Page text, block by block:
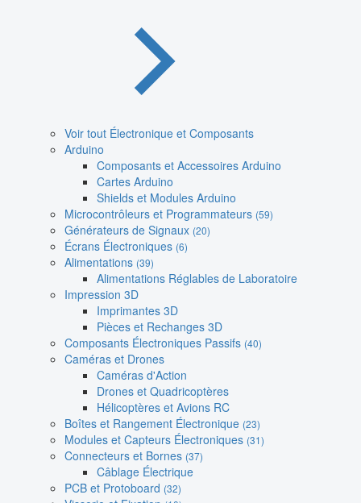
Voir tout Électronique et Composants
Arduino
Composants et Accessoires Arduino
Cartes Arduino
Shields et Modules Arduino
Microcontrôleurs et Programmateurs (59)
Générateurs de Signaux (20)
Écrans Électroniques (6)
Alimentations (39)
Alimentations Réglables de Laboratoire
Impression 3D
Imprimantes 3D
Pièces et Rechanges 3D
Composants Électroniques Passifs (40)
Caméras et Drones
Caméras d'Action
Drones et Quadricoptères
Hélicoptères et Avions RC
Boîtes et Rangement Électronique (23)
Modules et Capteurs Électroniques (31)
Connecteurs et Bornes (37)
Câblage Électrique
PCB et Protoboard (32)